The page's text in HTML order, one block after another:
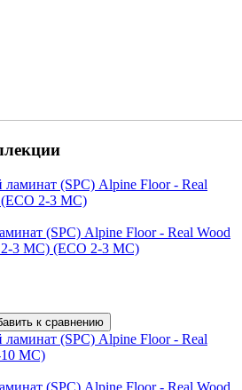
(SPC) Alpine Floor - Real Wood
3 MC) (ECO 2-3 MC)
к сравнению